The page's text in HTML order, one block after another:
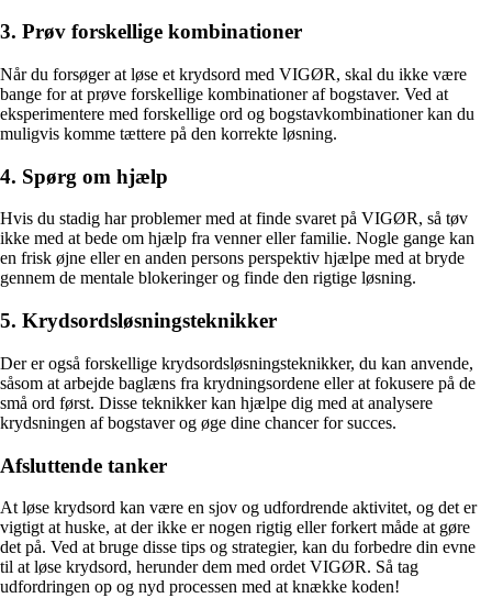
3. Prøv forskellige kombinationer
Når du forsøger at løse et krydsord med VIGØR, skal du ikke være
bange for at prøve forskellige kombinationer af bogstaver. Ved at
eksperimentere med forskellige ord og bogstavkombinationer kan du
muligvis komme tættere på den korrekte løsning.
4. Spørg om hjælp
Hvis du stadig har problemer med at finde svaret på VIGØR, så tøv
ikke med at bede om hjælp fra venner eller familie. Nogle gange kan
en frisk øjne eller en anden persons perspektiv hjælpe med at bryde
gennem de mentale blokeringer og finde den rigtige løsning.
5. Krydsordsløsningsteknikker
Der er også forskellige krydsordsløsningsteknikker, du kan anvende,
såsom at arbejde baglæns fra krydningsordene eller at fokusere på de
små ord først. Disse teknikker kan hjælpe dig med at analysere
krydsningen af bogstaver og øge dine chancer for succes.
Afsluttende tanker
At løse krydsord kan være en sjov og udfordrende aktivitet, og det er
vigtigt at huske, at der ikke er nogen rigtig eller forkert måde at gøre
det på. Ved at bruge disse tips og strategier, kan du forbedre din evne
til at løse krydsord, herunder dem med ordet VIGØR. Så tag
udfordringen op og nyd processen med at knække koden!